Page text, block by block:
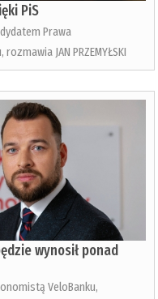
PiS
Prawa
JAN PRZEMYŁSKI
wynosił ponad
VeloBanku,